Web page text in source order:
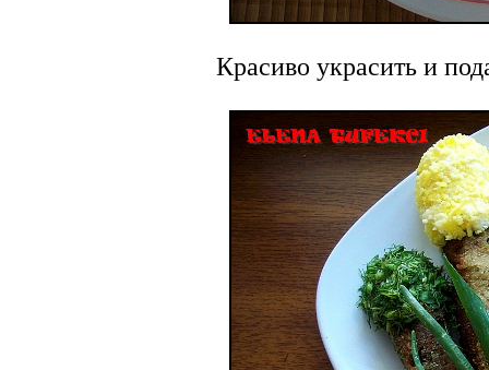
Красиво украсить и